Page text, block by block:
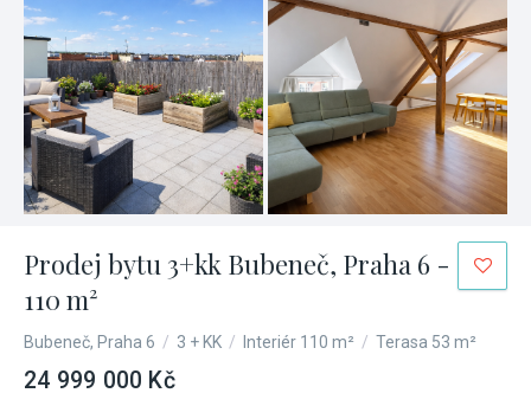
Prodej bytu 3+kk Bubeneč, Praha 6 -
110 m²
Bubeneč, Praha 6 / 3 + KK / Interiér 110 m² / Terasa 53 m²
24 999 000 Kč